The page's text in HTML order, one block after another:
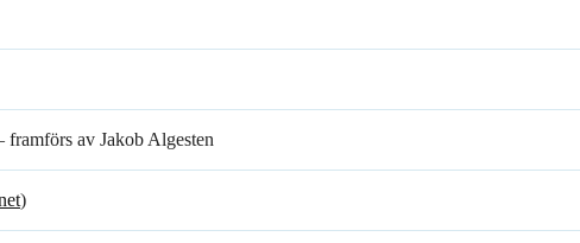
framförs av Jakob Algesten
)